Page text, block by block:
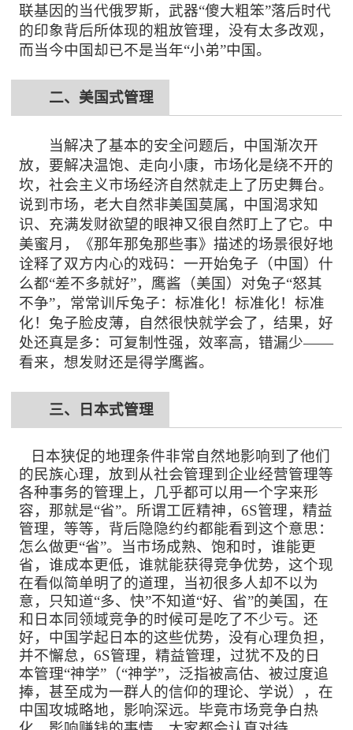
联基因的当代俄罗斯，武器“傻大粗笨”落后时代
的印象背后所体现的粗放管理，没有太多改观，
而当今中国却已不是当年“小弟”中国。
二、 美国式管理
当解决了基本的安全问题后，中国渐次开
放，要解决温饱、走向小康，市场化是绕不开的
坎，社会主义市场经济自然就走上了历史舞台。
说到市场，老大自然非美国莫属，中国渴求知
识、充满发财欲望的眼神又很自然盯上了它。中
美蜜月，《那年那兔那些事》描述的场景很好地
诠释了双方内心的戏码：一开始兔子（中国）什
么都“差不多就好”，鹰酱（美国）对兔子“怒其
不争”，常常训斥兔子：标准化！标准化！标准
化！兔子脸皮薄，自然很快就学会了，结果，好
处还真是多：可复制性强，效率高，错漏少——
看来，想发财还是得学鹰酱。
三、 日本式管理
日本狭促的地理条件非常自然地影响到了他们
的民族心理，放到从社会管理到企业经营管理等
各种事务的管理上，几乎都可以用一个字来形
容，那就是“省”。所谓工匠精神，6S管理，精益
管理，等等，背后隐隐约约都能看到这个意思：
怎么做更“省”。当市场成熟、饱和时，谁能更
省，谁成本更低，谁就能获得竞争优势，这个现
在看似简单明了的道理，当初很多人却不以为
意，只知道“多、快”不知道“好、省”的美国，在
和日本同领域竞争的时候可是吃了不少亏。还
好，中国学起日本的这些优势，没有心理负担，
并不懈怠，6S管理，精益管理，过犹不及的日
本管理“神学”（“神学”，泛指被高估、被过度追
捧，甚至成为一群人的信仰的理论、学说），在
中国攻城略地，影响深远。毕竟市场竞争白热